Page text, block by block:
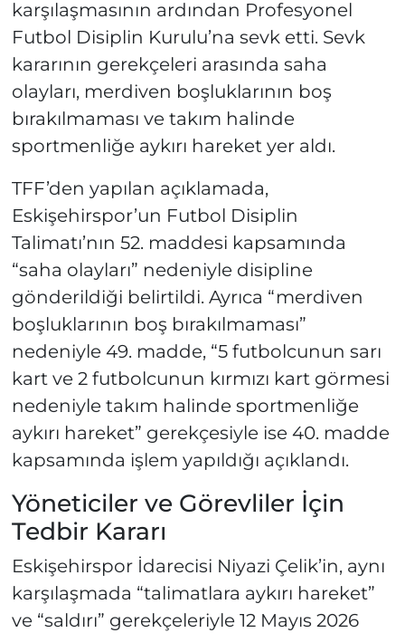
karşılaşmasının ardından Profesyonel
Futbol Disiplin Kurulu’na sevk etti. Sevk
kararının gerekçeleri arasında saha
olayları, merdiven boşluklarının boş
bırakılmaması ve takım halinde
sportmenliğe aykırı hareket yer aldı.
TFF’den yapılan açıklamada,
Eskişehirspor’un Futbol Disiplin
Talimatı’nın 52. maddesi kapsamında
“saha olayları” nedeniyle disipline
gönderildiği belirtildi. Ayrıca “merdiven
boşluklarının boş bırakılmaması”
nedeniyle 49. madde, “5 futbolcunun sarı
kart ve 2 futbolcunun kırmızı kart görmesi
nedeniyle takım halinde sportmenliğe
aykırı hareket” gerekçesiyle ise 40. madde
kapsamında işlem yapıldığı açıklandı.
Yöneticiler ve Görevliler İçin
Tedbir Kararı
Eskişehirspor İdarecisi Niyazi Çelik’in, aynı
karşılaşmada “talimatlara aykırı hareket”
ve “saldırı” gerekçeleriyle 12 Mayıs 2026